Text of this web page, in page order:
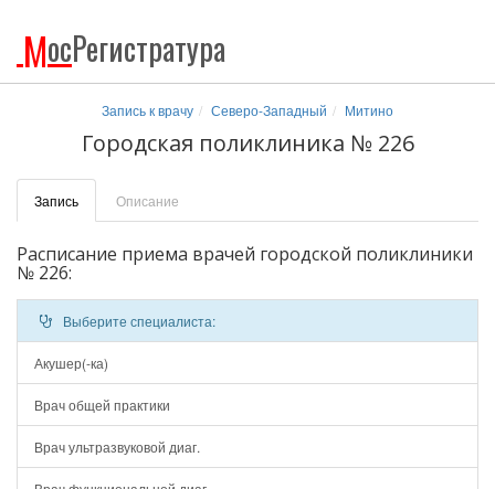
МосРегистратура
Запись к врачу Северо-Западный Митино
Городская поликлиника № 226
Запись Описание
Расписание приема врачей городской поликлиники
№ 226:
Выберите специалиста:
Акушер(-ка)
Врач общей практики
Врач ультразвуковой диаг.